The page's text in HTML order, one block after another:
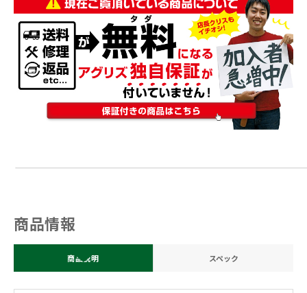
商品情報
商品説明 スペック